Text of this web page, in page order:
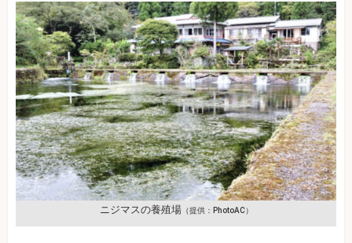
ニジマスの養殖場（提供：PhotoAC）